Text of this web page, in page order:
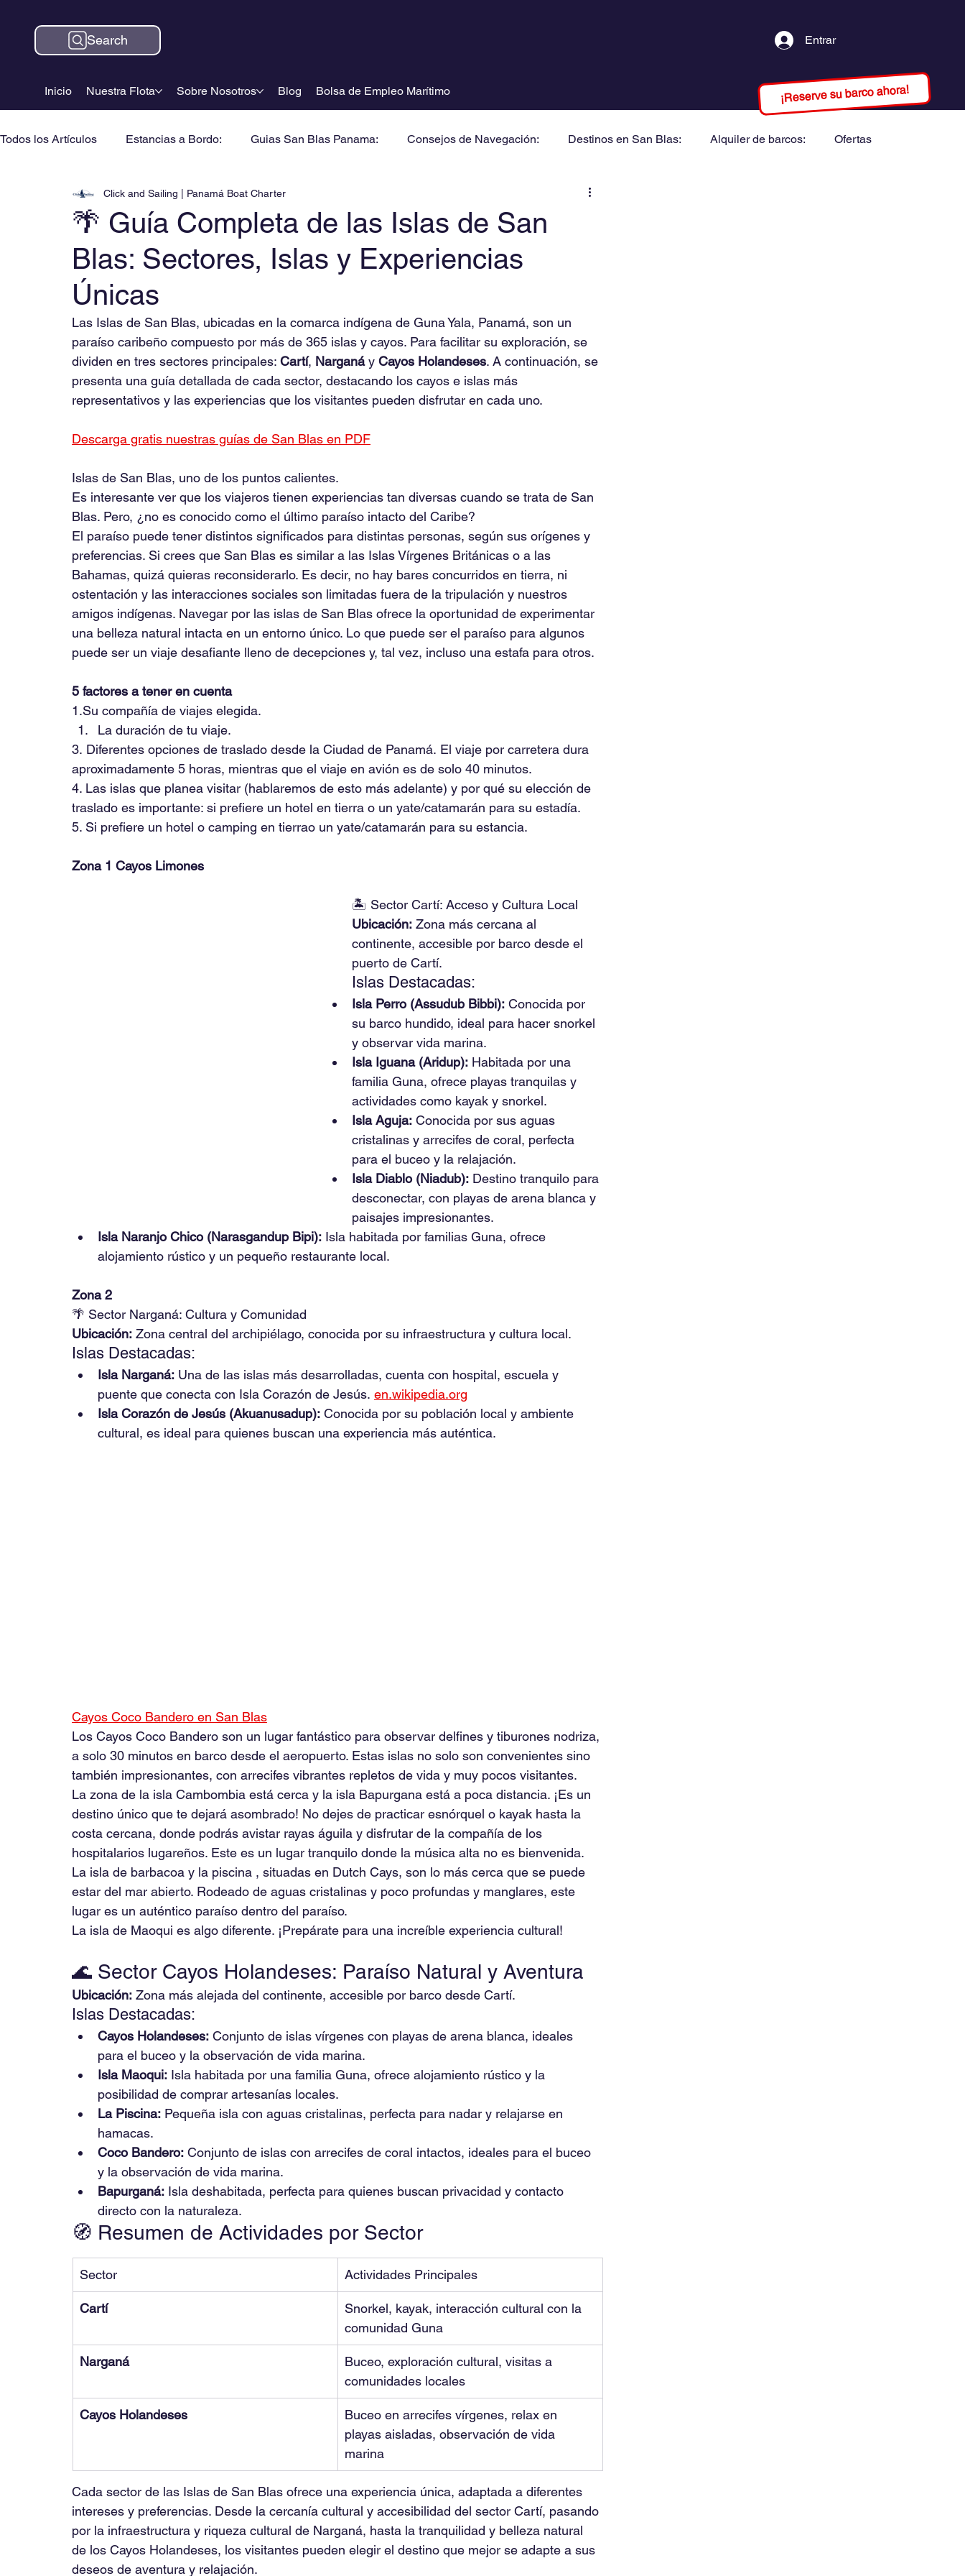
Inicio Nuestra Flota Sobre Nosotros Blog Bolsa de Empleo Marítimo
Search Entrar
¡Reserve su barco ahora!
Todos los Artículos Estancias a Bordo: Guias San Blas Panama: Consejos de Navegación: Destinos en San Blas: Alquiler de barcos: Ofertas
🌴 Guía Completa de las Islas de San
Blas: Sectores, Islas y Experiencias
Únicas
Click and Sailing | Panamá Boat Charter
Las Islas de San Blas, ubicadas en la comarca indígena de Guna Yala, Panamá, son un
paraíso caribeño compuesto por más de 365 islas y cayos. Para facilitar su exploración, se
dividen en tres sectores principales: Cartí, Narganá y Cayos Holandeses. A continuación, se
presenta una guía detallada de cada sector, destacando los cayos e islas más
representativos y las experiencias que los visitantes pueden disfrutar en cada uno.
Descarga gratis nuestras guías de San Blas en PDF
Islas de San Blas, uno de los puntos calientes.
Es interesante ver que los viajeros tienen experiencias tan diversas cuando se trata de San
Blas. Pero, ¿no es conocido como el último paraíso intacto del Caribe?
El paraíso puede tener distintos significados para distintas personas, según sus orígenes y
preferencias. Si crees que San Blas es similar a las Islas Vírgenes Británicas o a las
Bahamas, quizá quieras reconsiderarlo. Es decir, no hay bares concurridos en tierra, ni
ostentación y las interacciones sociales son limitadas fuera de la tripulación y nuestros
amigos indígenas. Navegar por las islas de San Blas ofrece la oportunidad de experimentar
una belleza natural intacta en un entorno único. Lo que puede ser el paraíso para algunos
puede ser un viaje desafiante lleno de decepciones y, tal vez, incluso una estafa para otros.
5 factores a tener en cuenta
1.Su compañía de viajes elegida.
La duración de tu viaje.
3. Diferentes opciones de traslado desde la Ciudad de Panamá. El viaje por carretera dura
aproximadamente 5 horas, mientras que el viaje en avión es de solo 40 minutos.
4. Las islas que planea visitar (hablaremos de esto más adelante) y por qué su elección de
traslado es importante: si prefiere un hotel en tierra o un yate/catamarán para su estadía.
5. Si prefiere un hotel o camping en tierrao un yate/catamarán para su estancia.
Zona 1 Cayos Limones
🏝️ Sector Cartí: Acceso y Cultura Local
Ubicación: Zona más cercana al
continente, accesible por barco desde el
puerto de Cartí.
Islas Destacadas:
Isla Perro (Assudub Bibbi): Conocida por
su barco hundido, ideal para hacer snorkel
y observar vida marina.
Isla Iguana (Aridup): Habitada por una
familia Guna, ofrece playas tranquilas y
actividades como kayak y snorkel.
Isla Aguja: Conocida por sus aguas
cristalinas y arrecifes de coral, perfecta
para el buceo y la relajación.
Isla Diablo (Niadub): Destino tranquilo para
desconectar, con playas de arena blanca y
paisajes impresionantes.
Isla Naranjo Chico (Narasgandup Bipi): Isla habitada por familias Guna, ofrece
alojamiento rústico y un pequeño restaurante local.
Zona 2
🌴 Sector Narganá: Cultura y Comunidad
Ubicación: Zona central del archipiélago, conocida por su infraestructura y cultura local.
Islas Destacadas:
Isla Narganá: Una de las islas más desarrolladas, cuenta con hospital, escuela y
puente que conecta con Isla Corazón de Jesús. en.wikipedia.org
Isla Corazón de Jesús (Akuanusadup): Conocida por su población local y ambiente
cultural, es ideal para quienes buscan una experiencia más auténtica.
Cayos Coco Bandero en San Blas
Los Cayos Coco Bandero son un lugar fantástico para observar delfines y tiburones nodriza,
a solo 30 minutos en barco desde el aeropuerto. Estas islas no solo son convenientes sino
también impresionantes, con arrecifes vibrantes repletos de vida y muy pocos visitantes.
La zona de la isla Cambombia está cerca y la isla Bapurgana está a poca distancia. ¡Es un
destino único que te dejará asombrado! No dejes de practicar esnórquel o kayak hasta la
costa cercana, donde podrás avistar rayas águila y disfrutar de la compañía de los
hospitalarios lugareños. Este es un lugar tranquilo donde la música alta no es bienvenida.
La isla de barbacoa y la piscina , situadas en Dutch Cays, son lo más cerca que se puede
estar del mar abierto. Rodeado de aguas cristalinas y poco profundas y manglares, este
lugar es un auténtico paraíso dentro del paraíso.
La isla de Maoqui es algo diferente. ¡Prepárate para una increíble experiencia cultural!
🌊 Sector Cayos Holandeses: Paraíso Natural y Aventura
Ubicación: Zona más alejada del continente, accesible por barco desde Cartí.
Islas Destacadas:
Cayos Holandeses: Conjunto de islas vírgenes con playas de arena blanca, ideales
para el buceo y la observación de vida marina.
Isla Maoqui: Isla habitada por una familia Guna, ofrece alojamiento rústico y la
posibilidad de comprar artesanías locales.
La Piscina: Pequeña isla con aguas cristalinas, perfecta para nadar y relajarse en
hamacas.
Coco Bandero: Conjunto de islas con arrecifes de coral intactos, ideales para el buceo
y la observación de vida marina.
Bapurganá: Isla deshabitada, perfecta para quienes buscan privacidad y contacto
directo con la naturaleza.
🧭 Resumen de Actividades por Sector
Sector Actividades Principales
Cartí
Snorkel, kayak, interacción cultural con la
comunidad Guna
Narganá
Buceo, exploración cultural, visitas a
comunidades locales
Cayos Holandeses
Buceo en arrecifes vírgenes, relax en
playas aisladas, observación de vida
marina
Cada sector de las Islas de San Blas ofrece una experiencia única, adaptada a diferentes
intereses y preferencias. Desde la cercanía cultural y accesibilidad del sector Cartí, pasando
por la infraestructura y riqueza cultural de Narganá, hasta la tranquilidad y belleza natural
de los Cayos Holandeses, los visitantes pueden elegir el destino que mejor se adapte a sus
deseos de aventura y relajación.